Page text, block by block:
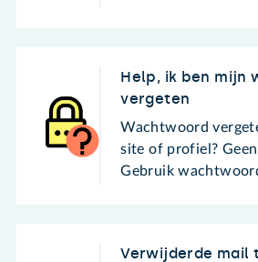
Help, ik ben mijn
vergeten
Wachtwoord
site of profiel?
Gebruik
Verwijderde mail